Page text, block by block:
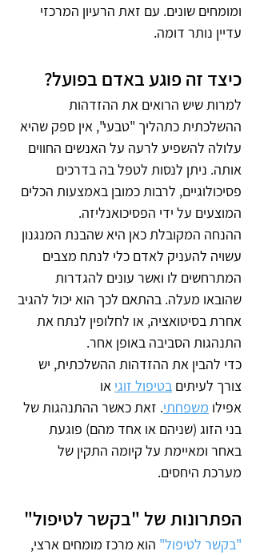
ומומחים שונים. עם זאת הרעיון המרכזי
עדיין נותר דומה.
כיצד זה פוגע באדם בפועל?
למרות שיש הרואים את ההזדהות
ההשלכתית כתהליך "טבעי", אין ספק שהיא
עלולה להשפיע לרעה על האנשים החווים
אותה. ניתן לנסות לטפל בה בדרכים
פסיכולוגיים, לרבות כמובן באמצעות הכלים
המוצעים על ידי הפסיכואנליזה.
ההנחה המקובלת כאן היא שהבנת המנגנון
עשויה להעניק לאדם כלי לנתח מצבים
המתרחשים לו ואשר עונים להגדרות
שהובאו מעלה. בהתאם לכך הוא יכול להגיב
אחרת בסיטואציה, או לחלופין לנתח את
התנהגות הסביבה באופן אחר.
כדי להבין את ההזדהות ההשלכתית, יש
צורך לעיתים בטיפול זוגי או
אפילו משפחתי. זאת כאשר ההתנהגות של
בני הזוג (שניהם או אחד מהם) פוגעת
באחר ומאיימת על קיומה התקין של
מערכת היחסים.
הפתרונות של "בקשר לטיפול"
"בקשר לטיפול" הוא מרכז מומחים ארצי,